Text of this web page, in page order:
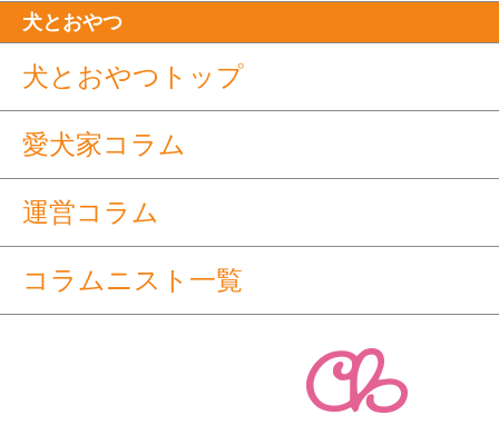
犬とおやつ
犬とおやつトップ
愛犬家コラム
運営コラム
コラムニスト一覧